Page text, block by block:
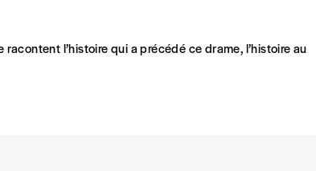
Les mots de
Par numéro
l’histoire qui a précédé ce drame, l’histoire au